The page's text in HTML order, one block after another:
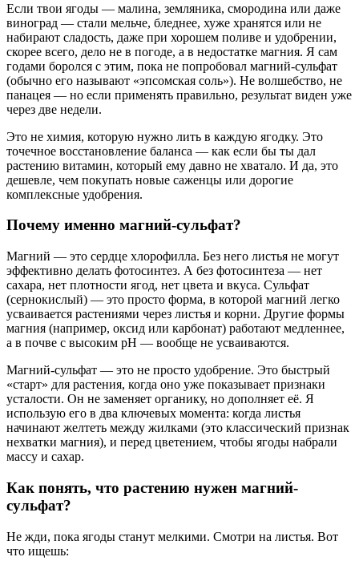
Если твои ягоды — малина, земляника, смородина или даже
виноград — стали мельче, бледнее, хуже хранятся или не
набирают сладость, даже при хорошем поливе и удобрении,
скорее всего, дело не в погоде, а в недостатке магния. Я сам
годами боролся с этим, пока не попробовал магний-сульфат
(обычно его называют «эпсомская соль»). Не волшебство, не
панацея — но если применять правильно, результат виден уже
через две недели.
Это не химия, которую нужно лить в каждую ягодку. Это
точечное восстановление баланса — как если бы ты дал
растению витамин, который ему давно не хватало. И да, это
дешевле, чем покупать новые саженцы или дорогие
комплексные удобрения.
Почему именно магний-сульфат?
Магний — это сердце хлорофилла. Без него листья не могут
эффективно делать фотосинтез. А без фотосинтеза — нет
сахара, нет плотности ягод, нет цвета и вкуса. Сульфат
(сернокислый) — это просто форма, в которой магний легко
усваивается растениями через листья и корни. Другие формы
магния (например, оксид или карбонат) работают медленнее,
а в почве с высоким pH — вообще не усваиваются.
Магний-сульфат — это не просто удобрение. Это быстрый
«старт» для растения, когда оно уже показывает признаки
усталости. Он не заменяет органику, но дополняет её. Я
использую его в два ключевых момента: когда листья
начинают желтеть между жилками (это классический признак
нехватки магния), и перед цветением, чтобы ягоды набрали
массу и сахар.
Как понять, что растению нужен магний-
сульфат?
Не жди, пока ягоды станут мелкими. Смотри на листья. Вот
что ищешь: